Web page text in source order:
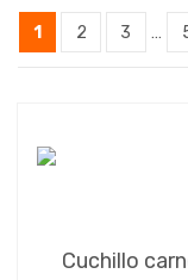
1 2 3 …
Cuchillo